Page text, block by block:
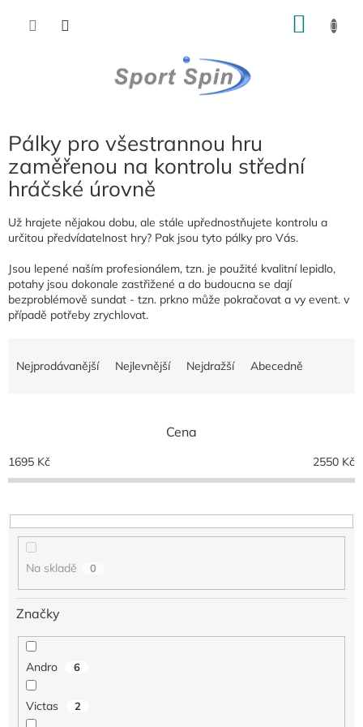
Pálky pro všestrannou hru
zaměřenou na kontrolu střední
hráčské úrovně
Už hrajete nějakou dobu, ale stále upřednostňujete kontrolu a
určitou předvídatelnost hry? Pak jsou tyto pálky pro Vás.
Jsou lepené naším profesionálem, tzn. je použité kvalitní lepidlo,
potahy jsou dokonale zastřižené a do budoucna se dají
bezproblémově sundat - tzn. prkno může pokračovat a vy event. v
případě potřeby zrychlovat.
p
r
o
u
Nejprodávanější Nejlevnější Nejdražší Abecedně
Cena
1695 Kč 2550 Kč
Na skladě 0
Značky
Andro 6
Victas 2